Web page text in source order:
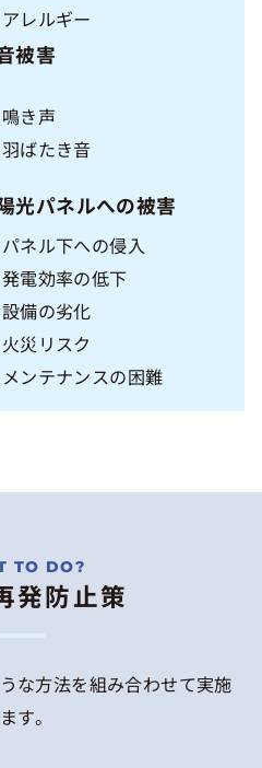
アレルギー
被害
鳴き声
羽ばたき音
光パネルへの被害
パネル下への侵入
発電効率の低下
設備の劣化
火災リスク
メンテナンスの困難
発防止策
な方法を組み合わせて実施
す。